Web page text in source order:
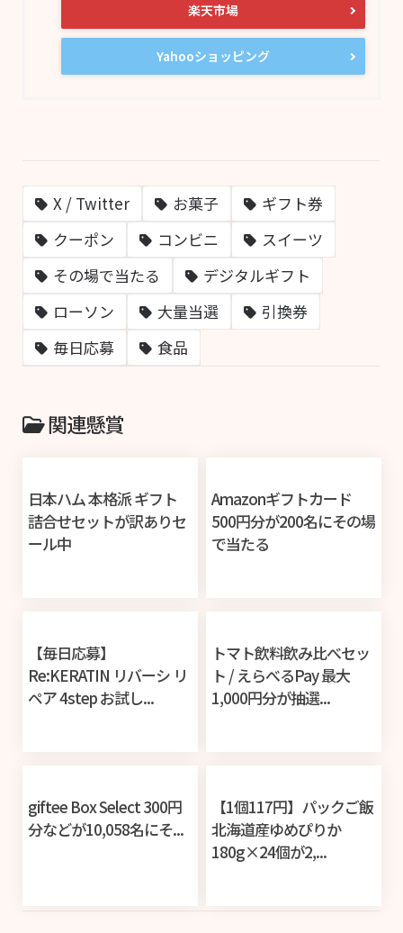
楽天市場
Yahooショッピング
X / Twitter お菓子
ギフト券
クーポン
コンビニ
スイーツ
その場で当たる
デジタルギフト
ローソン
大量当選
引換券
毎日応募
食品
関連懸賞
日本ハム 本格派 ギフト
詰合せセットが訳ありセ
ール中
Amazonギフトカード
500円分が200名にその場
で当たる
【毎日応募】
Re:KERATIN リバーシ リ
ペア 4step お試し...
トマト飲料飲み比べセッ
ト / えらべるPay 最大
1,000円分が抽選...
giftee Box Select 300円
分などが10,058名にそ...
【1個117円】パックご飯
北海道産ゆめぴりか
180g×24個が2,...